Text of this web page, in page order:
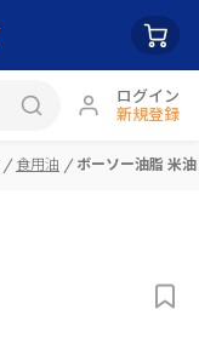
ログイン
新規登録
食用油 ボーソー油脂 米